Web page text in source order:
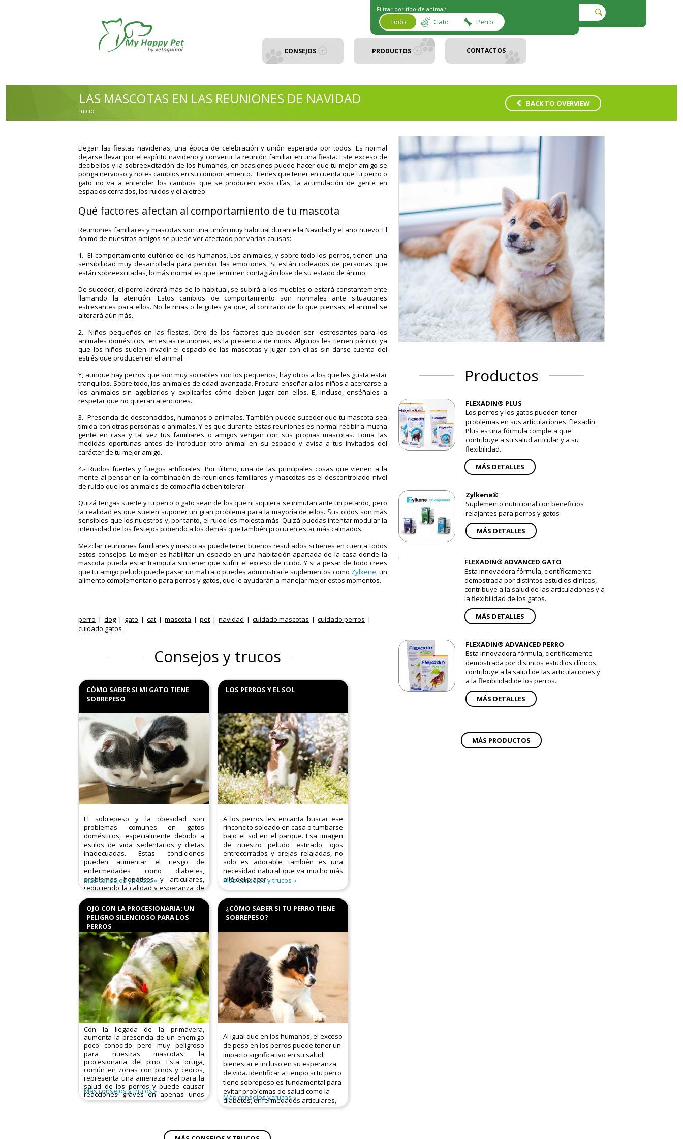
Filtrar por tipo de animal:
Todo Gato Perro
CONSEJOS PRODUCTOS CONTACTOS
LAS MASCOTAS EN LAS REUNIONES DE NAVIDAD BACK TO OVERVIEW
USTED ESTÁ AQUÍ
Inicio
Llegan las fiestas navideñas, una época de celebración y unión esperada por todos. Es normal
dejarse llevar por el espíritu navideño y convertir la reunión familiar en una fiesta. Este exceso de
decibelios y la sobreexcitación de los humanos, en ocasiones puede hacer que tu mejor amigo se
ponga nervioso y notes cambios en su comportamiento. Tienes que tener en cuenta quetu perro o
gato no va a entender los cambios que se producen esos días: la acumulación de gente en
espacios cerrados, los ruidos y el ajetreo.
Qué factores afectan al comportamiento de tu mascota
Reuniones familiares y mascotas son una unión muy habitual durante la Navidad y el año nuevo. El
ánimo de nuestros amigos se puede ver afectado por varias causas:
1.- El comportamiento eufórico de los humanos. Los animales, y sobre todo los perros, tienen una
sensibilidad muy desarrollada para percibir las emociones. Si están rodeados de personas que
están sobreexcitadas, lo más normal es que terminen contagiándose de su estado de ánimo.
De suceder, el perro ladrará más de lo habitual, se subirá a los muebles o estará constantemente
llamando la atención. Estos cambios de comportamiento son normales ante situaciones
estresantes para ellos. No le riñas o le grites ya que, al contrario de lo que piensas, el animal se
alterará aún más.
2.- Niños pequeños en las fiestas. Otro de los factores que pueden ser estresantes para los
animales domésticos, en estas reuniones, es la presencia de niños. Algunos les tienen pánico, ya
que los niños suelen invadir el espacio de las mascotas y jugar con ellas sin darse cuenta del
estrés que producen en el animal.
Y, aunque hay perros que son muy sociables con los pequeños, hay otros a los que les gusta estar
tranquilos. Sobre todo, los animales de edad avanzada. Procura enseñar a los niños a acercarse a
los animales sin agobiarlos y explicarles cómo deben jugar con ellos. E, incluso, enséñales a
respetar que no quieran atenciones.
3.- Presencia de desconocidos, humanos o animales. También puede suceder que tu mascota sea
tímida con otras personas o animales. Y es que durante estas reuniones es normal recibir a mucha
gente en casa y tal vez tus familiares o amigos vengan con sus propias mascotas.Toma las
medidas oportunas antes de introducir otro animal en su espacio y avisa a tus invitados del
carácter de tu mejor amigo.
4.- Ruidos fuertes y fuegos artificiales. Por último, una de las principales cosas que vienen a la
mente al pensar en la combinación de reuniones familiares y mascotas es eldescontrolado nivel
de ruido que los animales de compañía deben tolerar.
Quizá tengas suerte y tu perro o gato sean de los que ni siquiera se inmutan ante un petardo, pero
la realidad es que suelen suponer un gran problema para la mayoría de ellos. Sus oídos son más
sensibles que los nuestros y, por tanto, el ruido les molesta más. Quizá puedas intentar modular la
intensidad de los festejos pidiendo a los demás que también procuren estar más calmados.
Mezclar reuniones familiares y mascotas puede tener buenos resultados si tienes en cuenta todos
estos consejos.Lo mejor es habilitar un espacio en una habitación apartada de la casa donde la
mascota pueda estar tranquila sin tener que sufrir el exceso de ruido. Y si a pesar de todo crees
que tu amigo peludo puede pasar un mal rato puedes administrarle suplementos como Zylkene, un
alimento complementario para perros y gatos,que le ayudarán a manejar mejor estos momentos.
perro dog gato cat mascota pet navidad cuidado mascotas
cuidado perros
cuidado gatos
Consejos y trucos
CÓMO SABER SI MI GATO TIENE
SOBREPESO
El sobrepeso y la obesidad son
problemas comunes en gatos
domésticos, especialmente debido a
estilos de vida sedentarios y dietas
inadecuadas. Estas condiciones
pueden aumentar el riesgo de
enfermedades como diabetes,
problemas hepáticos y articulares,
reduciendo la calidad y esperanza de
vida de tu felino.​
Causas principales:
Más consejos y trucos
LOS PERROS Y EL SOL
A los perros les encanta buscar ese
rinconcito soleado en casa o tumbarse
bajo el sol en el parque. Esa imagen
de nuestro peludo estirado, ojos
entrecerrados y orejas relajadas, no
solo es adorable, también es una
necesidad natural que va mucho más
allá del placer.
Más consejos y trucos
OJO CON LA PROCESIONARIA: UN
PELIGRO SILENCIOSO PARA LOS
PERROS
Con la llegada de la primavera,
aumenta la presencia de un enemigo
poco conocido pero muy peligroso
para nuestras mascotas: la
procesionaria del pino. Esta oruga,
común en zonas con pinos y cedros,
representa una amenaza real para la
salud de los perros y puede causar
reacciones graves en apenas unos
minutos de contacto.
Más consejos y trucos
¿CÓMO SABER SI TU PERRO TIENE
SOBREPESO?
Al igual que en los humanos, el exceso
de peso en los perros puede tener un
impacto significativo en su salud,
bienestar e incluso en su esperanza
de vida. Identificar a tiempo si tu perro
tiene sobrepeso es fundamental para
evitar problemas de salud como la
diabetes, enfermedades articulares,
cardíacas o respiratorias.
SEÑALES DE QUE TU
Más consejos y trucos
Productos
FLEXADIN® PLUS
Los perros y los gatos pueden tener
problemas en sus articulaciones. Flexadin
Plus es una fórmula completa que
contribuye a su salud articular y a su
flexibilidad.
MÁS DETALLES
Zylkene®
Suplemento nutricional con beneficios
relajantes para perros y gatos
MÁS DETALLES
FLEXADIN® ADVANCED GATO
Esta innovadora fórmula, científicamente
demostrada por distintos estudios clínicos,
contribuye a la salud de las articulaciones y a
la flexibilidad de los gatos.
MÁS DETALLES
FLEXADIN® ADVANCED PERRO
Esta innovadora fórmula, científicamente
demostrada por distintos estudios clínicos,
contribuye a la salud de las articulaciones y
a la flexibilidad de los perros.
MÁS DETALLES
MÁS PRODUCTOS